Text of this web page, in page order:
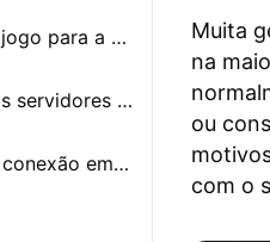
4. Atualiza o jogo para a versão mais recente
Localizações dos servidores de Forza Horizon 6
FAQ sobre lag e conexão em Forza Horizon 6
Muita
na
ou
com o